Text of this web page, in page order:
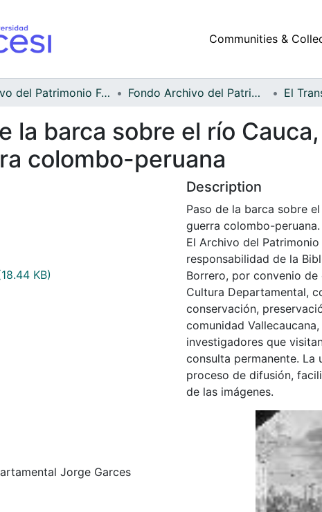
Communities &
Archivo del Patrimonio Fotográfico y Fílmico del Valle del Cauca Fondo Archivo del Patrimonio Fotográfico y Fílmico del Valle del Cauca El
la barca sobre el río
colombo-peruana
KB)
Jorge Garces
Description
Paso de la barca sobre
guerra colombo-
El Archivo del
responsabilidad de la
Borrero, por convenio
Cultura Departamental,
conservación,
comunidad
investigadores que
consulta permanente. La
proceso de difusión,
de las imágenes.